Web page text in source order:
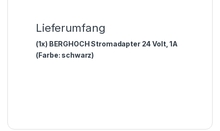
Lieferumfang
(1x) BERGHOCH Stromadapter 24 Volt, 1A
(Farbe: schwarz)